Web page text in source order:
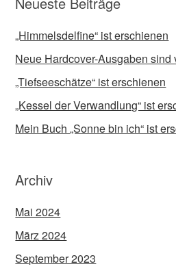
„Himmelsdelfine“ ist erschienen
Neue Hardcover-Ausgaben sind
„Tiefseeschätze“ ist erschienen
„Kessel der Verwandlung“ ist
Mein Buch „Sonne bin ich“ ist
Archiv
Mai 2024
März 2024
September 2023